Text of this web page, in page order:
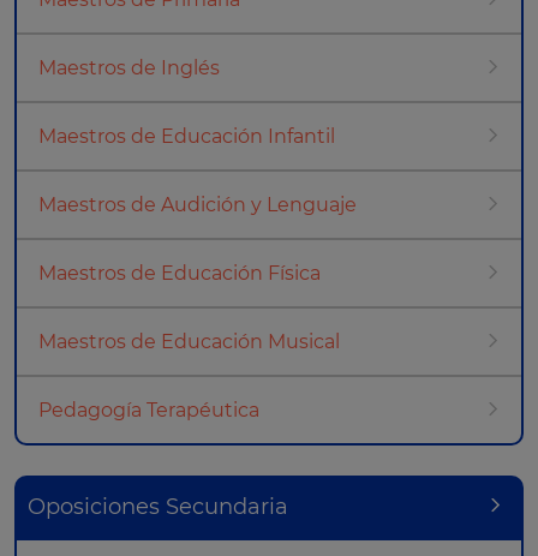
Maestros de Inglés
Maestros de Educación Infantil
Maestros de Audición y Lenguaje
Maestros de Educación Física
Maestros de Educación Musical
Pedagogía Terapéutica
Oposiciones Secundaria